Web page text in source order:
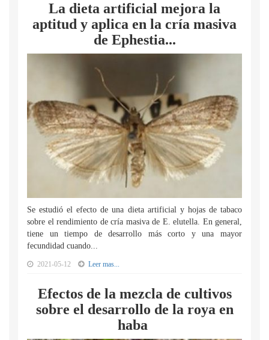
La dieta artificial mejora la
aptitud y aplica en la cría masiva
de Ephestia...
Se estudió el efecto de una dieta artificial y hojas de tabaco
sobre el rendimiento de cría masiva de E. elutella. En general,
tiene un tiempo de desarrollo más corto y una mayor
fecundidad cuando...
2021-05-12 Leer mas...
Efectos de la mezcla de cultivos
sobre el desarrollo de la roya en
haba